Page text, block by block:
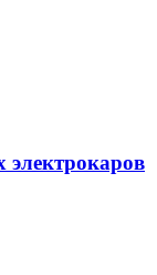
электрокаров